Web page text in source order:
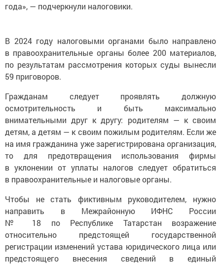
года», — подчеркнули налоговики.
В 2024 году налоговыми органами было направлено
в правоохранительные органы более 200 материалов,
по результатам рассмотрения которых суды вынесли
59 приговоров.
Гражданам следует проявлять должную
осмотрительность и быть максимально
внимательными друг к другу: родителям — к своим
детям, а детям — к своим пожилым родителям. Если же
на имя гражданина уже зарегистрирована организация,
то для предотвращения использования фирмы
в уклонении от уплаты налогов следует обратиться
в правоохранительные и налоговые органы.
Чтобы не стать фиктивным руководителем, нужно
направить в Межрайонную ИФНС России
№ 18 по Республике Татарстан возражение
относительно предстоящей государственной
регистрации изменений устава юридического лица или
предстоящего внесения сведений в единый